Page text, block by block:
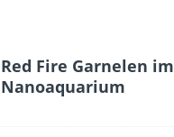
Red Fire Garnelen im
Nanoaquarium